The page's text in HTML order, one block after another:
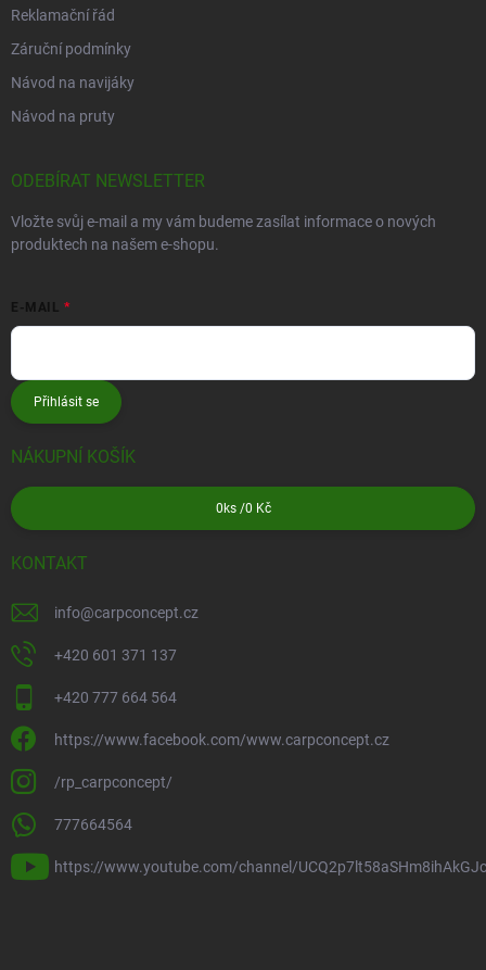
Reklamační řád
Záruční podmínky
Návod na navijáky
Návod na pruty
ODEBÍRAT NEWSLETTER
Vložte svůj e-mail a my vám budeme zasílat informace o nových
produktech na našem e-shopu.
E-MAIL
Přihlásit se
NÁKUPNÍ KOŠÍK
0ks /0 Kč
KONTAKT
info@carpconcept.cz
+420 601 371 137
+420 777 664 564
https://www.facebook.com/www.carpconcept.cz
/rp_carpconcept/
777664564
https://www.youtube.com/channel/